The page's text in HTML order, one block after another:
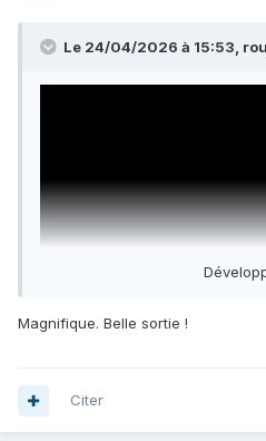
Le 24/04/2026 à 15:53,
Magnifique. Belle sortie !
Citer